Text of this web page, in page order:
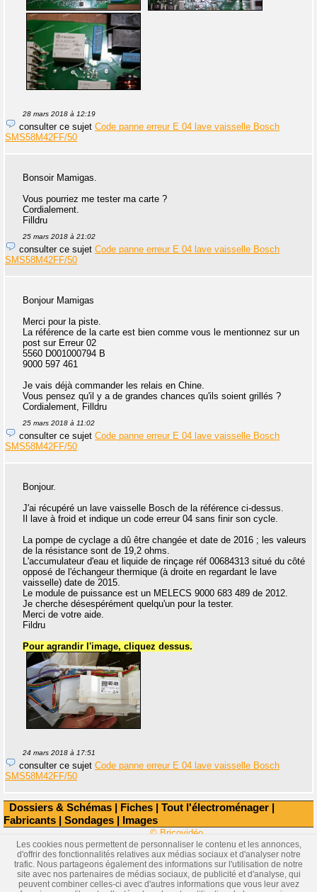
Dossiers & Schémas | Fiches | Tout l'électroménager |
Fabricants | Sondages | Images
28 mars 2018 à 12:19
consulter ce sujet Code panne erreur E 04 lave vaisselle Bosch
SMS58M42FF/50
Bonsoir Mamigas.
Vous pourriez me tester ma carte ?
Cordialement.
Filldru
25 mars 2018 à 21:02
consulter ce sujet Code panne erreur E 04 lave vaisselle Bosch
SMS58M42FF/50
Bonjour Mamigas
Merci pour la piste.
La référence de la carte est bien comme vous le mentionnez sur un
post sur Erreur 02
5560 D001000794 B
9000 597 461
Je vais déjà commander les relais en Chine.
Vous pensez qu'il y a de grandes chances qu'ils soient grillés ?
Cordialement, Filldru
25 mars 2018 à 11:02
consulter ce sujet Code panne erreur E 04 lave vaisselle Bosch
SMS58M42FF/50
Bonjour.
J'ai récupéré un lave vaisselle Bosch de la référence ci-dessus.
Il lave à froid et indique un code erreur 04 sans finir son cycle.
La pompe de cyclage a dû être changée et date de 2016 ; les valeurs
de la résistance sont de 19,2 ohms.
L'accumulateur d'eau et liquide de rinçage réf 00684313 situé du côté
opposé de l'échangeur thermique (à droite en regardant le lave
vaisselle) date de 2015.
Le module de puissance est un MELECS 9000 683 489 de 2012.
Je cherche désespérément quelqu'un pour la tester.
Merci de votre aide.
Fildru
Pour agrandir l'image, cliquez dessus.
24 mars 2018 à 17:51
consulter ce sujet Code panne erreur E 04 lave vaisselle Bosch
SMS58M42FF/50
© Bricovidéo
Les cookies nous permettent de personnaliser le contenu et les annonces,
d'offrir des fonctionnalités relatives aux médias sociaux et d'analyser notre
trafic. Nous partageons également des informations sur l'utilisation de notre
site avec nos partenaires de médias sociaux, de publicité et d'analyse, qui
peuvent combiner celles-ci avec d'autres informations que vous leur avez